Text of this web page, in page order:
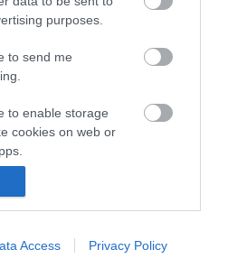
purposes.
to send me
to enable storage
cookies on web or
to enable storage
to enable storage
Access Privacy Policy